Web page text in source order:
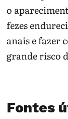
o
fezes
anais e fazer
grande risco
Fontes